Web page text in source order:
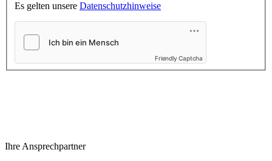
Es gelten unsere Datenschutzhinweise
Friendly Captcha
Ihre Ansprechpartner